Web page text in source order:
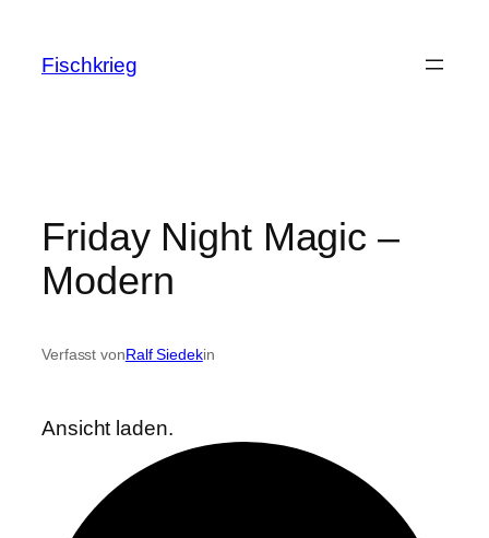
springen
Fischkrieg
Friday Night Magic –
Modern
Verfasst vonRalf Siedekin
Ansicht laden.